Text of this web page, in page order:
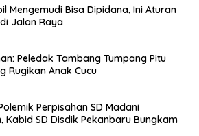
Mengemudi Bisa Dipidana, Ini Aturan
Jalan Raya
Peledak Tambang Tumpang Pitu
Rugikan Anak Cucu
Perpisahan SD Madani
Kabid SD Disdik Pekanbaru Bungkam